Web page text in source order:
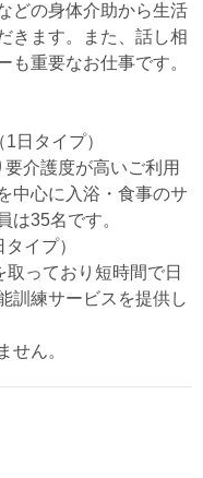
どの身体介助から生活
きます。また、話し相
も重要なお仕事です。
日タイプ）
介護度が高いご利用
中心に入浴・食事のサ
は35名です。
イプ）
っており短時間で日
訓練サービスを提供し
せん。